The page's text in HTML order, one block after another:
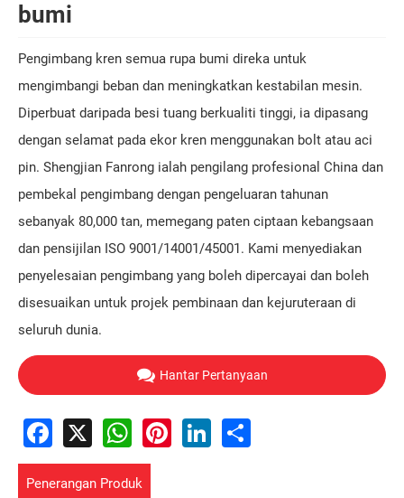
bumi
Pengimbang kren semua rupa bumi direka untuk
mengimbangi beban dan meningkatkan kestabilan mesin.
Diperbuat daripada besi tuang berkualiti tinggi, ia dipasang
dengan selamat pada ekor kren menggunakan bolt atau aci
pin. Shengjian Fanrong ialah pengilang profesional China dan
pembekal pengimbang dengan pengeluaran tahunan
sebanyak 80,000 tan, memegang paten ciptaan kebangsaan
dan pensijilan ISO 9001/14001/45001. Kami menyediakan
penyelesaian pengimbang yang boleh dipercayai dan boleh
disesuaikan untuk projek pembinaan dan kejuruteraan di
seluruh dunia.
Hantar Pertanyaan
Facebook
X WhatsAppPinterestLinkedInShare
Penerangan Produk